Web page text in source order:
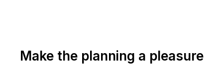
Make the planning a pleasure